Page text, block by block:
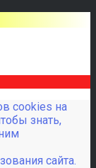
cookies на
знать,
сайта.